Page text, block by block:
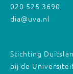
020 525 3690
dia@uva.nl
Stichting
bij de